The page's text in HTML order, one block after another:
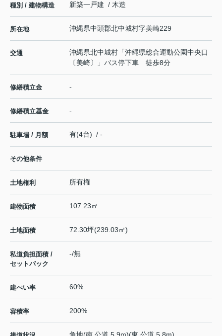
種別 / 建物構造 新築一戸建 / 木造
所在地 沖縄県中頭郡北中城村字美崎229
交通
沖縄県北中城村「沖縄県総合運動公園中央口
〔美崎〕」バス停下車 徒歩8分
修繕積立金 -
修繕積立基金 -
駐車場 / 月額 有(4台) / -
その他条件
土地権利 所有権
建物面積 107.23㎡
土地面積 72.30坪(239.03㎡)
私道負担面積 /
セットバック
-/無
建ぺい率 60%
容積率 200%